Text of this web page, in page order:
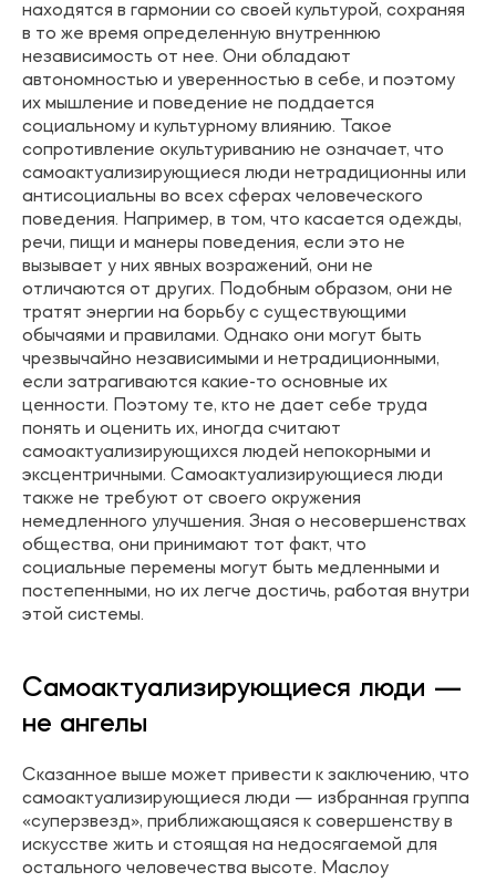
находятся в гармонии со своей культурой, сохраняя
в то же время определенную внутреннюю
независимость от нее. Они обладают
автономностью и уверенностью в себе, и поэтому
их мышление и поведение не поддается
социальному и культурному влиянию. Такое
сопротивление окультуриванию не означает, что
самоактуализирующиеся люди нетрадиционны или
антисоциальны во всех сферах человеческого
поведения. Например, в том, что касается одежды,
речи, пищи и манеры поведения, если это не
вызывает у них явных возражений, они не
отличаются от других. Подобным образом, они не
тратят энергии на борьбу с существующими
обычаями и правилами. Однако они могут быть
чрезвычайно независимыми и нетрадиционными,
если затрагиваются какие-то основные их
ценности. Поэтому те, кто не дает себе труда
понять и оценить их, иногда считают
самоактуализирующихся людей непокорными и
эксцентричными. Самоактуализирующиеся люди
также не требуют от своего окружения
немедленного улучшения. Зная о несовершенствах
общества, они принимают тот факт, что
социальные перемены могут быть медленными и
постепенными, но их легче достичь, работая внутри
этой системы.
Самоактуализирующиеся люди —
не ангелы
Сказанное выше может привести к заключению, что
самоактуализирующиеся люди — избранная группа
«суперзвезд», приближающаяся к совершенству в
искусстве жить и стоящая на недосягаемой для
остального человечества высоте. Маслоу